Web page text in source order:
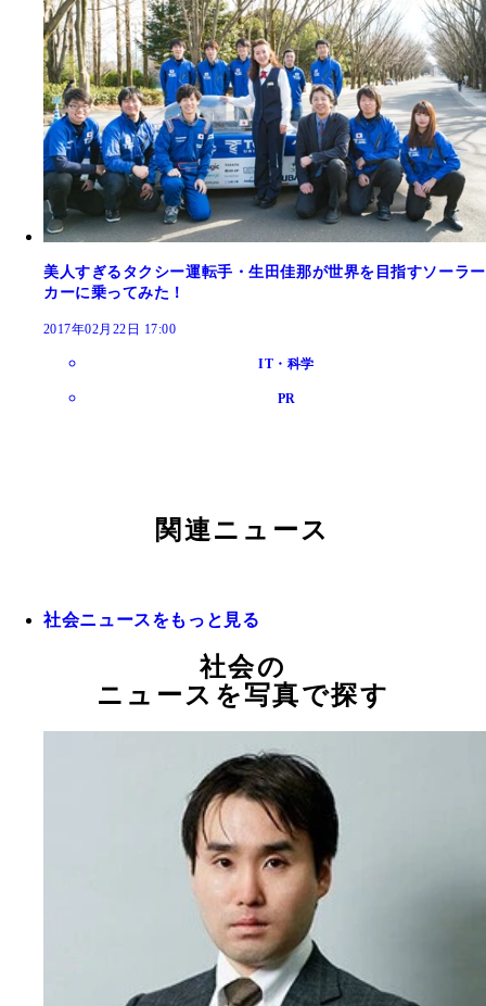
美人すぎるタクシー運転手・生田佳那が世界を目指すソーラー
カーに乗ってみた！
2017年02月22日 17:00
IT・科学
PR
関連ニュース
社会ニュースをもっと見る
社会の
ニュースを写真で探す